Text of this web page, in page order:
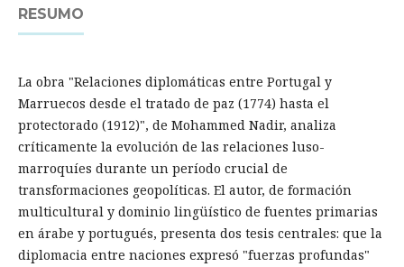
RESUMO
La obra "Relaciones diplomáticas entre Portugal y
Marruecos desde el tratado de paz (1774) hasta el
protectorado (1912)", de Mohammed Nadir, analiza
críticamente la evolución de las relaciones luso-
marroquíes durante un período crucial de
transformaciones geopolíticas. El autor, de formación
multicultural y dominio lingüístico de fuentes primarias
en árabe y portugués, presenta dos tesis centrales: que la
diplomacia entre naciones expresó "fuerzas profundas"